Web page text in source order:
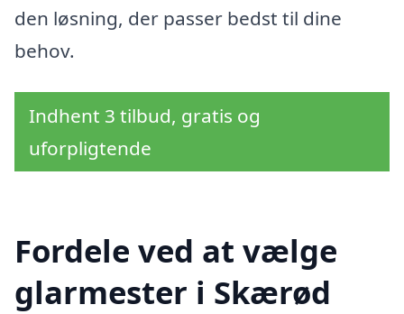
den løsning, der passer bedst til dine
behov.
Indhent 3 tilbud, gratis og
uforpligtende
Fordele ved at vælge
glarmester i Skærød